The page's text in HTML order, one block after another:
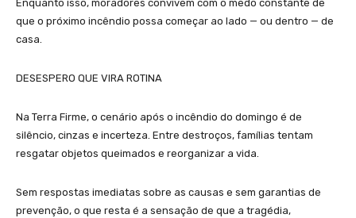
Enquanto isso, moradores convivem com o medo constante de
que o próximo incêndio possa começar ao lado — ou dentro — de
casa.
DESESPERO QUE VIRA ROTINA
Na Terra Firme, o cenário após o incêndio do domingo é de
silêncio, cinzas e incerteza. Entre destroços, famílias tentam
resgatar objetos queimados e reorganizar a vida.
Sem respostas imediatas sobre as causas e sem garantias de
prevenção, o que resta é a sensação de que a tragédia,